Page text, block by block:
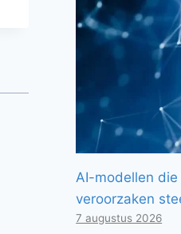
AI-modellen
veroorzaken
7 augustus 2026